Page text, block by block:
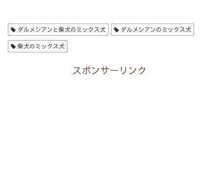
ダルメシアンと柴犬のミックス犬 ダルメシアンのミックス犬
柴犬のミックス犬
スポンサーリンク